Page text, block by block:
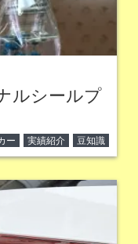
ルシールプ
ー 実績紹介 豆知識